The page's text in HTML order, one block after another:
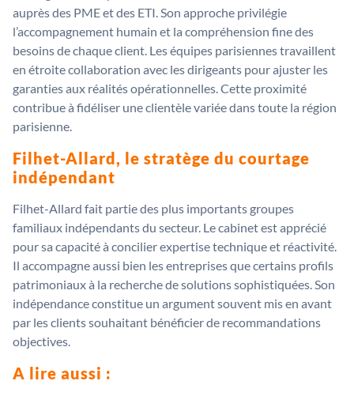
auprès des PME et des ETI. Son approche privilégie
l’accompagnement humain et la compréhension fine des
besoins de chaque client. Les équipes parisiennes travaillent
en étroite collaboration avec les dirigeants pour ajuster les
garanties aux réalités opérationnelles. Cette proximité
contribue à fidéliser une clientèle variée dans toute la région
parisienne.
Filhet-Allard, le stratège du courtage
indépendant
Filhet-Allard fait partie des plus importants groupes
familiaux indépendants du secteur. Le cabinet est apprécié
pour sa capacité à concilier expertise technique et réactivité.
Il accompagne aussi bien les entreprises que certains profils
patrimoniaux à la recherche de solutions sophistiquées. Son
indépendance constitue un argument souvent mis en avant
par les clients souhaitant bénéficier de recommandations
objectives.
A lire aussi :